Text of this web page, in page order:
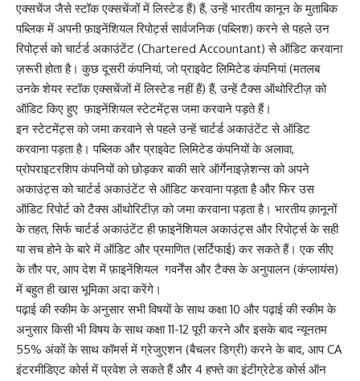
एक्सचेंज जैसे स्टॉक एक्सचेंजों में लिस्टेड हैं) हैं, उन्हें भारतीय कानून के मुताबिक
पब्लिक में अपनी फ़ाइनेंशियल रिपोर्ट्स सार्वजनिक (पब्लिश) करने से पहले उन
रिपोर्ट्स को चार्टर्ड अकाउंटेंट (Chartered Accountant) से ऑडिट करवाना
ज़रूरी होता है। कुछ दूसरी कंपनियां, जो प्राइवेट लिमिटेड कंपनियां (मतलब
उनके शेयर स्टॉक एक्सचेंजों में लिस्टेड नहीं हैं) हैं, उन्हें टैक्स ऑथोरिटीज़ को
ऑडिट किए हुए फ़ाइनेंशियल स्टेटमेंट्स जमा करवाने पड़ते हैं।
इन स्टेटमेंट्स को जमा करवाने से पहले उन्हें चार्टर्ड अकाउंटेंट से ऑडिट
करवाना पड़ता है। पब्लिक और प्राइवेट लिमिटेड कंपनियों के अलावा,
प्रोपराइटरशिप कंपनियों को छोड़कर बाकी सारे ऑर्गेनाइज़ेशन्स को अपने
अकाउंट्स को चार्टर्ड अकाउंटेंट से ऑडिट करवाना पड़ता है और फिर उस
ऑडिट रिपोर्ट को टैक्स ऑथोरिटीज़ को जमा करवाना पड़ता है। भारतीय क़ानूनों
के तहत, सिर्फ चार्टर्ड अकाउंटेंट ही फ़ाइनेंशियल अकाउंट्स और रिपोर्ट्स के सही
या सच होने के बारे में ऑडिट और प्रमाणित (सर्टिफाई) कर सकते हैं। एक सीए
के तौर पर, आप देश में फ़ाइनेंशियल गवर्नेंस और टैक्स के अनुपालन (कंप्लायंस)
में बहुत ही खास भूमिका अदा करेंगे।
पढ़ाई की स्कीम के अनुसार सभी विषयों के साथ कक्षा 10 और पढ़ाई की स्कीम के
अनुसार किसी भी विषय के साथ कक्षा 11-12 पूरी करने और इसके बाद न्यूनतम
55% अंकों के साथ कॉमर्स में ग्रेजुएशन (बैचलर डिग्री) करने के बाद, आप CA
इंटरमीडिएट कोर्स में प्रवेश ले सकते हैं और 4 हफ्ते का इंटीग्रेटेड कोर्स ऑन